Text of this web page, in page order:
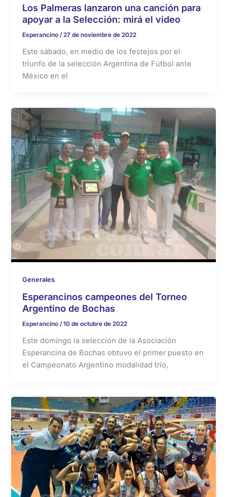
Los Palmeras lanzaron una canción para
apoyar a la Selección: mirá el video
Esperancino /27 de noviembre de 2022
Este sábado, en medio de los festejos por el
triunfo de la selección Argentina de Fútbol ante
México en el
Generales
Esperancinos campeones del Torneo
Argentino de Bochas
Esperancino/10 de octubre de 2022
Este domingo la selección de la Asociación
Esperancina de Bochas obtuvo el primer puesto en
el Campeonato Argentino modalidad trío,